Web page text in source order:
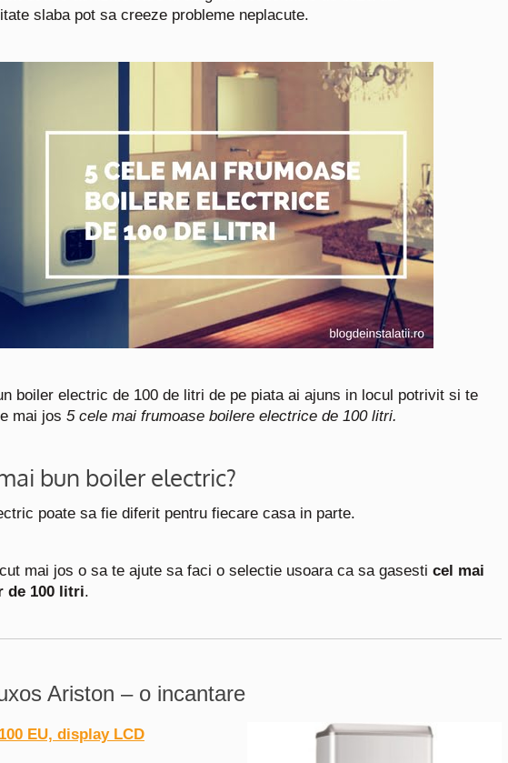
slaba pot sa creeze probleme neplacute.
boiler electric de 100 de litri de pe piata ai ajuns in locul potrivit si te
mai jos 5 cele mai frumoase boilere electrice de 100 litri.
bun boiler electric?
poate sa fie diferit pentru fiecare casa in parte.
mai jos o sa te ajute sa faci o selectie usoara ca sa gasesti cel mai
de 100 litri.
Ariston – o incantare
EU, display LCD